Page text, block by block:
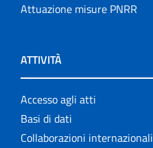
Attuazione misure PNRR
ATTIVITÀ
Accesso agli atti
Basi di dati
Collaborazioni internazionali